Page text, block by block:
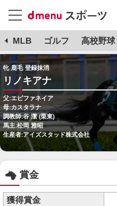
MLB ゴルフ 高校野球
牝 鹿毛 登録抹消
リノキアナ
父:エピファネイア
母:カスタラナ
調教師:谷 潔 (栗東)
馬主:松岡 雅昭
生産者:アイズスタッド株式会社
賞金
獲得賞金